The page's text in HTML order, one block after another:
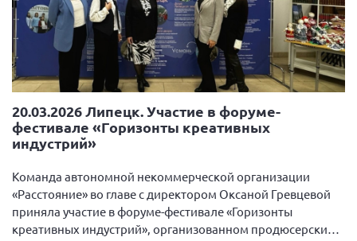
20.03.2026 Липецк. Участие в форуме-
фестивале «Горизонты креативных
индустрий»
Команда автономной некоммерческой организации
«Расстояние» во главе с директором Оксаной Гревцевой
приняла участие в форуме-фестивале «Горизонты
креативных индустрий», организованном продюсерским